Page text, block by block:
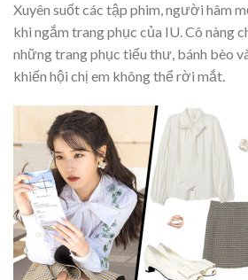
Xuyên suốt các tập phim, người hâm
khi ngắm trang phục của IU. Cô nàng
những trang phục tiểu thư, bánh bèo
khiến hội chị em không thể rời mắt.